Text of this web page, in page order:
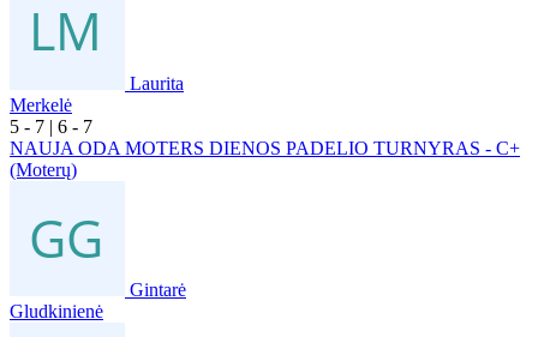
Laurita
Merkelė
5 - 7 | 6 - 7
NAUJA ODA MOTERS DIENOS PADELIO TURNYRAS - C+
(Moterų)
Gintarė
Gludkinienė